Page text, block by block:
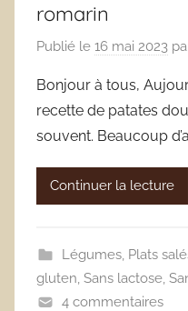
romarin
Publié le 16 mai 2023
Bonjour à tous,
recette de patates
souvent. Beaucoup
Continuer la lecture
Légumes, Plats
gluten Sans lactose
4 commentaires